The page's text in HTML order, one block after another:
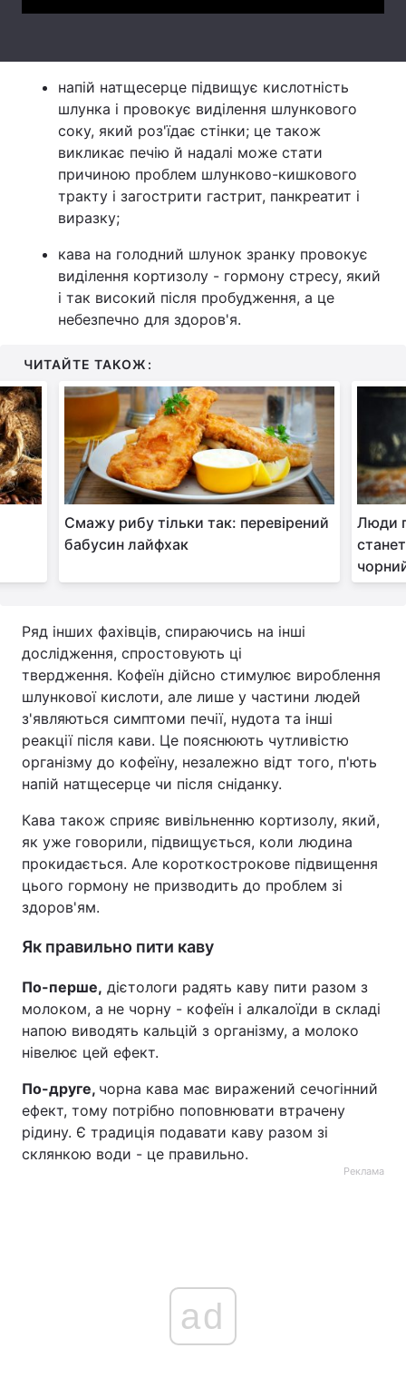
Тема оформлення
напій натщесерце підвищує кислотність
шлунка і провокує виділення шлункового
соку, який роз'їдає стінки; це також
викликає печію й надалі може стати
причиною проблем шлунково-кишкового
тракту і загострити гастрит, панкреатит і
виразку;
кава на голодний шлунок зранку провокує
виділення кортизолу - гормону стресу, який
і так високий після пробудження, а це
небезпечно для здоров'я.
ЧИТАЙТЕ ТАКОЖ:
Смажу рибу тільки так: перевірений
бабусин лайфхак
Люди
Ряд інших фахівців, спираючись на інші
дослідження, спростовують ці
твердження. Кофеїн дійсно стимулює вироблення
шлункової кислоти, але лише у частини людей
з'являються симптоми печії, нудота та інші
реакції після кави. Це пояснюють чутливістю
організму до кофеїну, незалежно відт того, п'ють
напій натщесерце чи після сніданку.
Кава також сприяє вивільненню кортизолу, який,
як уже говорили, підвищується, коли людина
прокидається. Але короткострокове підвищення
цього гормону не призводить до проблем зі
здоров'ям.
Як правильно пити каву
По-перше, дієтологи радять каву пити разом з
молоком, а не чорну - кофеїн і алкалоїди в складі
напою виводять кальцій з організму, а молоко
нівелює цей ефект.
По-друге, чорна кава має виражений сечогінний
ефект, тому потрібно поповнювати втрачену
рідину. Є традиція подавати каву разом зі
склянкою води - це правильно.
Реклама
ad